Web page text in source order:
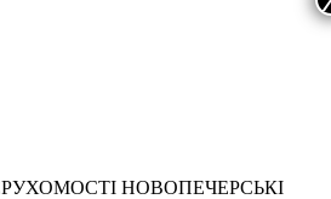
НОВОПЕЧЕРСЬКІ